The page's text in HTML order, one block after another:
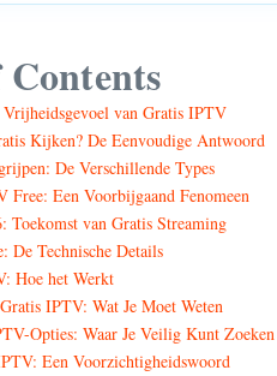
van Gratis IPTV
Kijken? De Eenvoudige Antwoord
De Verschillende Types
Free: Een Voorbijgaand Fenomeen
Toekomst van Gratis Streaming
De Technische Details
Hoe het Werkt
IPTV: Wat Je Moet Weten
Opties: Waar Je Veilig Kunt Zoeken
Een Voorzichtigheidswoord